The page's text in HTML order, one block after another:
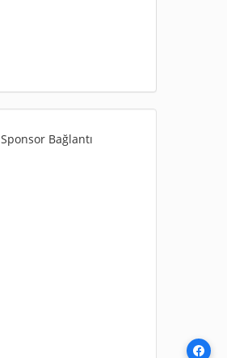
Sponsor Bağlantı